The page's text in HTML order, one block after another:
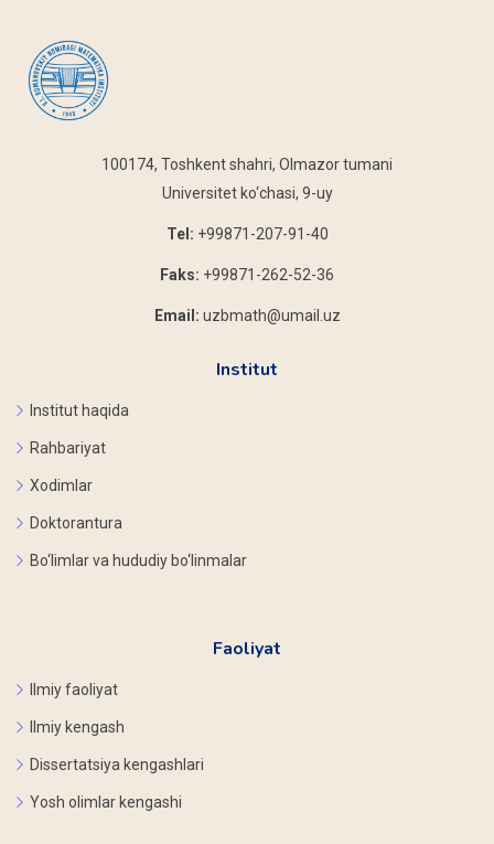
100174, Toshkent shahri, Olmazor tumani
Universitet ko‘chasi, 9-uy
Tel: +99871-207-91-40
Faks: +99871-262-52-36
Email: uzbmath@umail.uz
Institut
Institut haqida
Rahbariyat
Xodimlar
Doktorantura
Bo‘limlar va hududiy bo‘linmalar
Faoliyat
Ilmiy faoliyat
Ilmiy kengash
Dissertatsiya kengashlari
Yosh olimlar kengashi